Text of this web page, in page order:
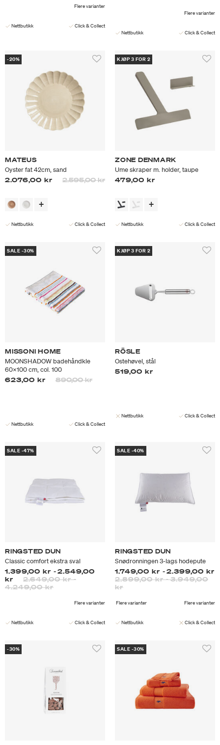
Flere varianter
Nettbutikk Click & Collect
Flere varianter
Nettbutikk Click & Collect
-20%
MATEUS
Oyster fat 42cm, sand
2.076,00 kr
Prisen er nedsatt fra
2.595,00 krtil
Nettbutikk Click & Collect
KJØP 3 FOR 2
ZONE DENMARK
Ume skraper m. holder, taupe
479,00 kr
Nettbutikk Click & Collect
SALE -30%
MISSONI HOME
MOONSHADOW badehåndkle
60x100 cm, col. 100
623,00 kr
Prisen er nedsatt fra
890,00 krtil
Nettbutikk Click & Collect
KJØP 3 FOR 2
RÖSLE
Ostehøvel, stål
519,00 kr
Nettbutikk Click & Collect
SALE -47%
RINGSTED DUN
Classic comfort ekstra sval
1.399,00 kr -2.549,00
kr
2.649,00 kr-
4.249,00 kr
Flere varianter
Nettbutikk Click & Collect
SALE -40%
RINGSTED DUN
Snødronningen 3-lags hodepute
1.749,00 kr -2.399,00 kr
2.899,00 kr-3.949,00
kr
Flere varianter Flere varianter
Nettbutikk Click & Collect
-30% SALE -30%